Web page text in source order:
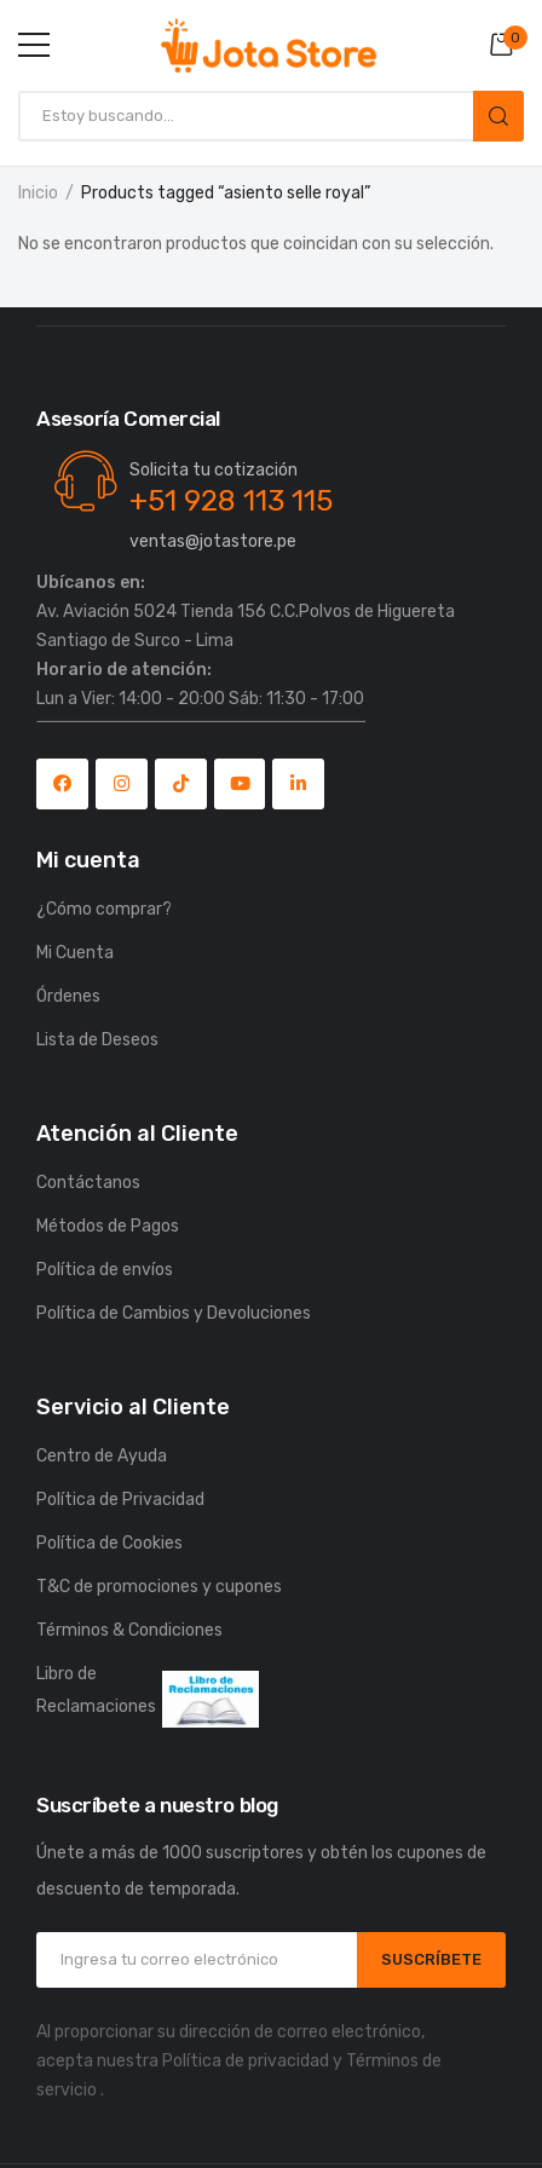
0
Inicio Products tagged “asiento selle royal”
No se encontraron productos que coincidan con su selección.
Asesoría Comercial
Solicita tu cotización
+51 928 113 115
ventas@jotastore.pe
Ubícanos en:
Av. Aviación 5024 Tienda 156 C.C.Polvos de Higuereta
Horario de atención:
Lun a Vier: 14:00 - 20:00 Sáb: 11:30 - 17:00
Mi cuenta
¿Cómo comprar?
Mi Cuenta
Órdenes
Lista de Deseos
Atención al Cliente
Contáctanos
Métodos de Pagos
Política de envíos
Política de Cambios y Devoluciones
Servicio al Cliente
Centro de Ayuda
Política de Privacidad
Política de Cookies
T&C de promociones y cupones
Términos & Condiciones
Libro de
Reclamaciones
Suscríbete a nuestro blog
Únete a más de 1000 suscriptores y obtén los cupones de
descuento de temporada.
SUSCRÍBETE
Al proporcionar su dirección de correo electrónico,
acepta nuestra Política de privacidad y Términos de
servicio .